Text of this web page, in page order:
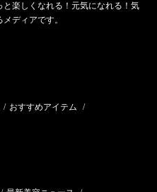
楽しくなれる！元気になれる！気
ディアです。
/ おすすめアイテム /